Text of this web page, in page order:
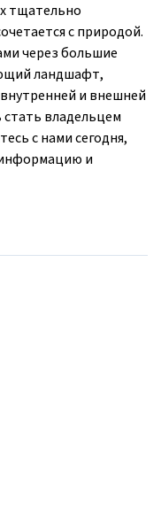
тщательно
с природой.
через большие
ландшафт,
и внешней
владельцем
с нами сегодня,
и